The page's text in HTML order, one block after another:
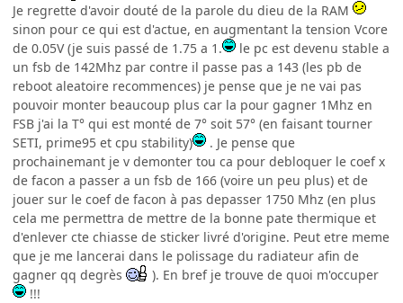
Je regrette d'avoir douté de la parole du dieu de la RAM
sinon pour ce qui est d'actue, en augmentant la tension Vcore
de 0.05V (je suis passé de 1.75 a 1.
le pc est devenu stable a
un fsb de 142Mhz par contre il passe pas a 143 (les pb de
reboot aleatoire recommences) je pense que je ne vai pas
pouvoir monter beaucoup plus car la pour gagner 1Mhz en
FSB j'ai la T° qui est monté de 7° soit 57° (en faisant tourner
SETI, prime95 et cpu stability)
. Je pense que
prochainemant je v demonter tou ca pour debloquer le coef x
de facon a passer a un fsb de 166 (voire un peu plus) et de
jouer sur le coef de facon à pas depasser 1750 Mhz (en plus
cela me permettra de mettre de la bonne pate thermique et
d'enlever cte chiasse de sticker livré d'origine. Peut etre meme
que je me lancerai dans le polissage du radiateur afin de
gagner qq degrès
). En bref je trouve de quoi m'occuper
!!!